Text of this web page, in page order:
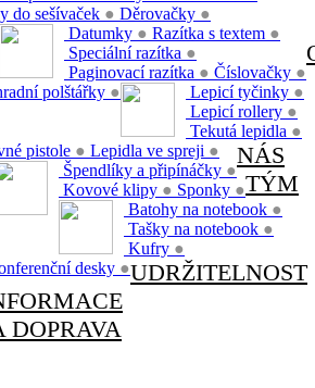
do sešívaček ● Děrovačky ●
Datumky ● Razítka s textem ●
Speciální razítka ●
Paginovací razítka ● Číslovačky ●
polštářky ● Lepicí tyčinky ●
Lepicí rollery ●
Tekutá lepidla ●
pistole ● Lepidla ve spreji ●
Špendlíky a připínáčky ●
Kovové klipy ● Sponky ●
Batohy na notebook ●
Tašky na notebook ●
Kufry ●
desky ●
NÁS
TÝM
UDRŽITELNOST
DOPRAVA